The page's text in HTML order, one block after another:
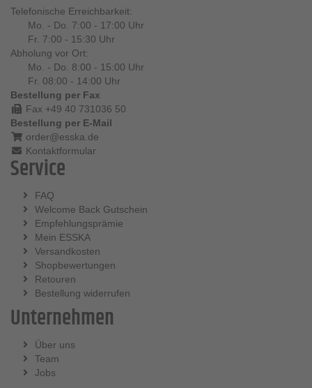
Telefonische Erreichbarkeit:
Mo. - Do. 7:00 - 17:00 Uhr
Fr. 7:00 - 15:30 Uhr
Abholung vor Ort:
Mo. - Do. 8:00 - 15:00 Uhr
Fr. 08:00 - 14:00 Uhr
Bestellung per Fax
Fax +49 40 731036 50
Bestellung per E-Mail
order@esska.de
Kontaktformular
Service
FAQ
Welcome Back Gutschein
Empfehlungsprämie
Mein ESSKA
Versandkosten
Shopbewertungen
Retouren
Bestellung widerrufen
Unternehmen
Über uns
Team
Jobs